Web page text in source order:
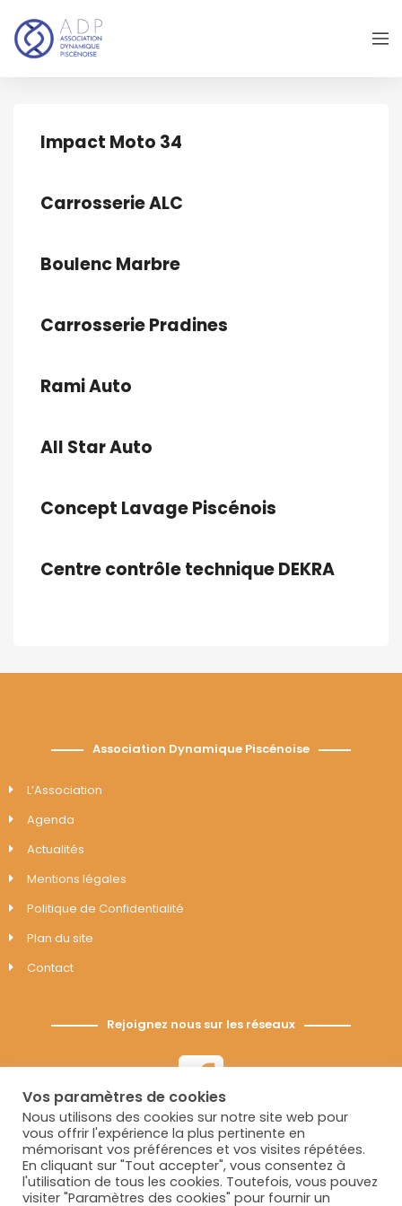
Impact Moto 34
Carrosserie ALC
Boulenc Marbre
Carrosserie Pradines
Rami Auto
All Star Auto
Concept Lavage Piscénois
Centre contrôle technique DEKRA
Association Dynamique Piscénoise
L’Association
Agenda
Actualités
Mentions légales
Politique de Confidentialité
Plan du site
Contact
Rejoignez nous sur les réseaux
Vos paramètres de cookies
Nous utilisons des cookies sur notre site web pour
vous offrir l'expérience la plus pertinente en
mémorisant vos préférences et vos visites répétées.
En cliquant sur "Tout accepter", vous consentez à
l'utilisation de tous les cookies. Toutefois, vous pouvez
visiter "Paramètres des cookies" pour fournir un